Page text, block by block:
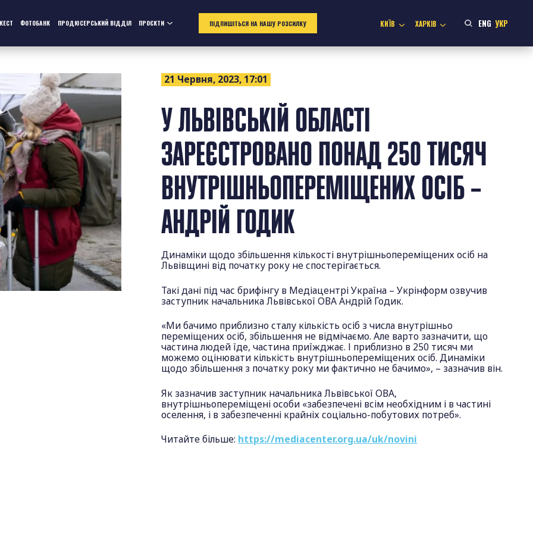
ФОТОБАНК ПРОДЮСЕРСЬКИЙ ВІДДІЛ ПРОЄКТИ ПІДПИШІТЬСЯ НА НАШУ РОЗСИЛКУ КИЇВ ХАРКІВ ENG УКР
21 Червня, 2023, 17:01
У ЛЬВІВСЬКІЙ ОБЛАСТІ
ЗАРЕЄСТРОВАНО ПОНАД 250 ТИСЯЧ
ВНУТРІШНЬОПЕРЕМІЩЕНИХ ОСІБ –
АНДРІЙ ГОДИК
Динаміки щодо збільшення кількості внутрішньопереміщених осіб на
Львівщині від початку року не спостерігається.
Такі дані під час брифінгу в Медіацентрі Україна – Укрінформ озвучив
заступник начальника Львівської ОВА Андрій Годик.
«Ми бачимо приблизно сталу кількість осіб з числа внутрішньо
переміщених осіб, збільшення не відмічаємо. Але варто зазначити, що
частина людей їде, частина приїжджає. І приблизно в 250 тисяч ми
можемо оцінювати кількість внутрішньопереміщених осіб. Динаміки
щодо збільшення з початку року ми фактично не бачимо», – зазначив він.
Як зазначив заступник начальника Львівської ОВА,
внутрішньопереміщені особи «забезпечені всім необхідним і в частині
оселення, і в забезпеченні крайніх соціально-побутових потреб».
Читайте більше: https://mediacenter.org.ua/uk/novini